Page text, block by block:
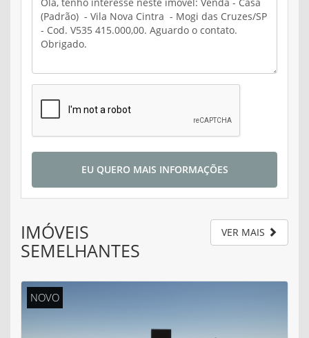
EU QUERO MAIS INFORMAÇÕES
IMÓVEIS
SEMELHANTES
VER MAIS
NOVO